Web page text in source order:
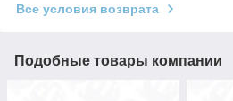
Все условия возврата
Подобные товары компании